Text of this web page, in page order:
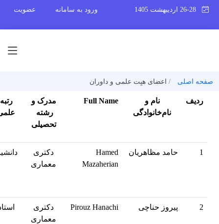
ورود به سامانه عضویت
صفحه اصلی اعضای هیِت علمی و داوران
ردیف
نام و
نام‌خانوادگی
Full Name
مدرک و
رشته
تحصیلی
رتبه
1 حامد مظاهریان
Hamed
Mazaherian
دکتری
معماری
2 پیروز حناچی Pirouz Hanachi
دکتری
معماری